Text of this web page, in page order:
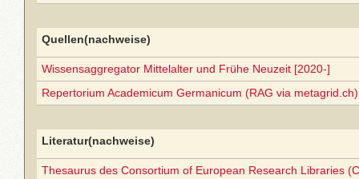
Quellen(nachweise)
Wissensaggregator Mittelalter und Frühe Neuzeit [2020-]
Repertorium Academicum Germanicum (RAG via
Literatur(nachweise)
Thesaurus des Consortium of European Research Libraries